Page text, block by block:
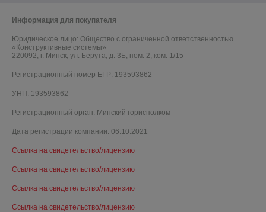
Информация для покупателя
Юридическое лицо: Общество с ограниченной ответственностью
«Конструктивные системы»
220092, г. Минск, ул. Берута, д. 3Б, пом. 2, ком. 1/15
Регистрационный номер ЕГР: 193593862
УНП: 193593862
Регистрационный орган: Минский горисполком
Дата регистрации компании: 06.10.2021
Ссылка на свидетельство/лицензию
Ссылка на свидетельство/лицензию
Ссылка на свидетельство/лицензию
Ссылка на свидетельство/лицензию